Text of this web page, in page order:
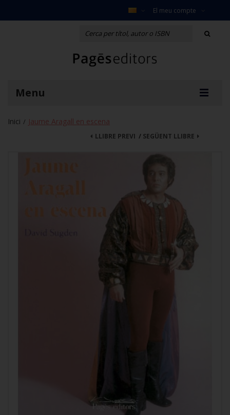
El meu compte
Menu
Inici / Jaume Aragall en escena
SEGÜENT LLIBRE
LLIBRE PREVI /